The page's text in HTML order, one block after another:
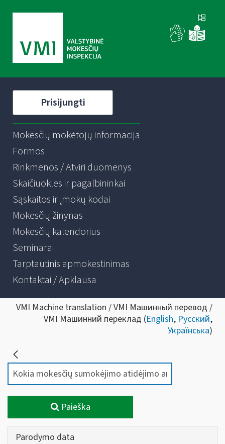
Prisijungti
Mokesčių mokėtojų informacija
Formos
Rinkmenos / Atviri duomenys
Skaičiuoklės ir pagalbininkai
Sąskaitos ir įmokų kodai
Mokesčių žinynas
Mokesčių kalendorius
Seminarai
Tarptautinis apmokestinimas
Kontaktai / Apklausa
VMI Machine translation / VMI Машинный перевод /
VMI Машинний переклад (English, Русский,
Українська)
Paieška
Parodymo data